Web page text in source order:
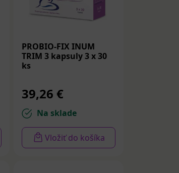
PROBIO-FIX INUM
TRIM 3 kapsuly 3 x 30
ks
39,26 €
Na sklade
Vložiť do košíka